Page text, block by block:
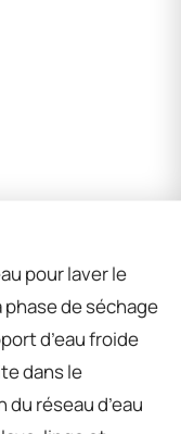
pour laver le
phase de séchage
d’eau froide
dans le
réseau d’eau